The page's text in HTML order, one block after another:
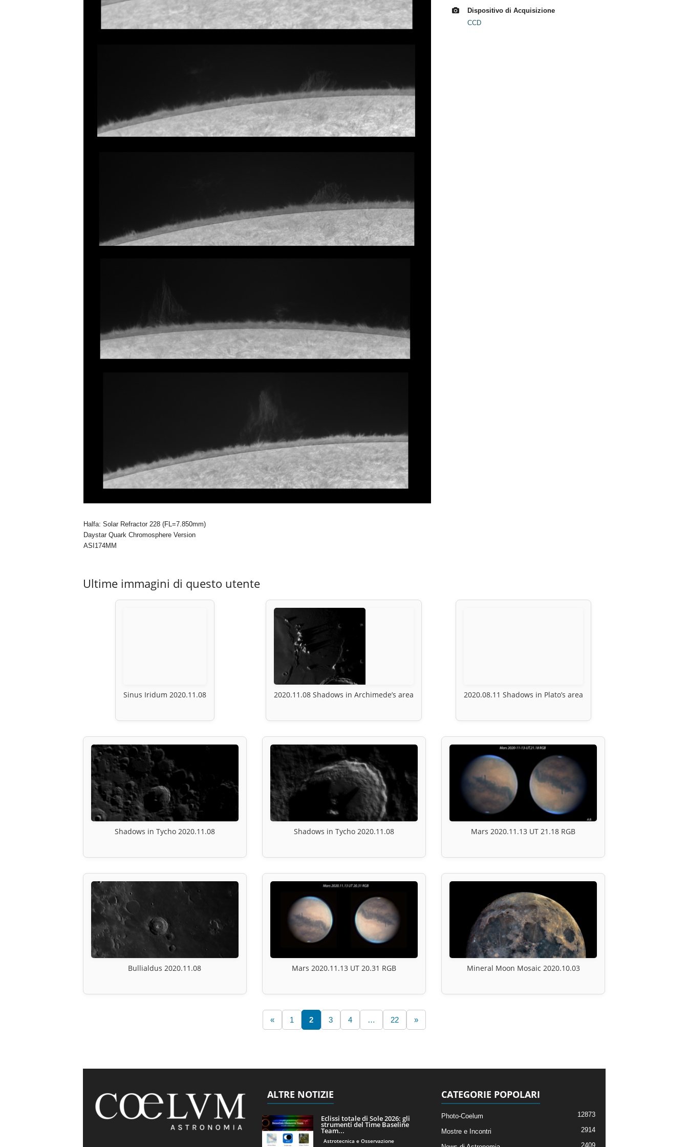
Halfa: Solar Refractor 228 (FL=7.850mm)
Daystar Quark Chromosphere Version
ASI174MM
Dispositivo di Acquisizione
CCD
Ultime immagini di questo utente
Sinus Iridum 2020.11.08 2020.11.08 Shadows in Archimede’s area 2020.08.11 Shadows in Plato’s area
Shadows in Tycho 2020.11.08 Shadows in Tycho 2020.11.08 Mars 2020.11.13 UT 21.18 RGB
Bullialdus 2020.11.08 Mars 2020.11.13 UT 20.31 RGB Mineral Moon Mosaic 2020.10.03
« 1 2 3 4 … 22 »
ALTRE NOTIZIE
Eclissi totale di Sole 2026: gli
strumenti del Time Baseline
Team...
Astrotecnica e Osservazione
CATEGORIE POPOLARI
Photo-Coelum 12873
Mostre e Incontri 2914
2409